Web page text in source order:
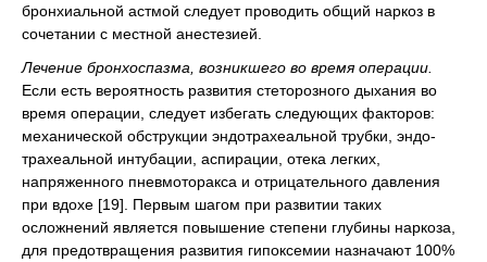
бронхиальной астмой следует проводить общий наркоз в
сочетании с местной анестезией.
Лечение бронхоспазма, возникшего во время операции.
Если есть вероятность развития стеторозного дыхания во
время операции, следует избегать следующих факторов:
механической обструкции эндотрахеальной трубки, эндо-
трахеальной интубации, аспирации, отека легких,
напряженного пневмоторакса и отрицательного давления
при вдохе [19]. Первым шагом при развитии таких
осложнений является повышение степени глубины наркоза,
для предотвращения развития гипоксемии назначают 100%